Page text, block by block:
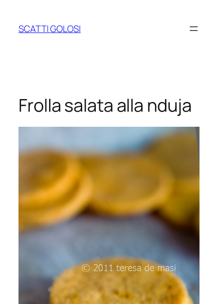
contenuto
SCATTI GOLOSI
Frolla salata alla nduja